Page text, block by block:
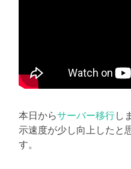
本日からサーバー移行し
示速度が少し向上したと
す。